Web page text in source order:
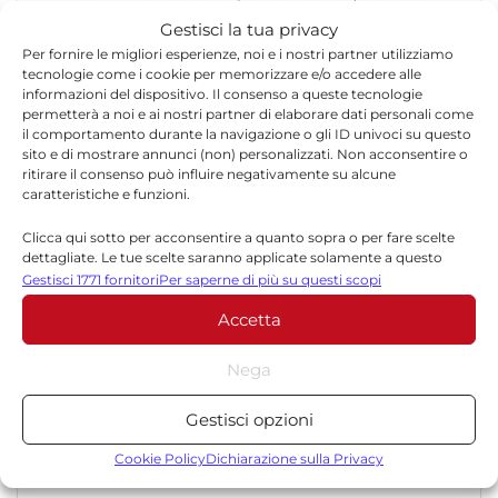
Gestisci la tua privacy
Per fornire le migliori esperienze, noi e i nostri partner utilizziamo
tecnologie come i cookie per memorizzare e/o accedere alle
informazioni del dispositivo. Il consenso a queste tecnologie
permetterà a noi e ai nostri partner di elaborare dati personali come
il comportamento durante la navigazione o gli ID univoci su questo
sito e di mostrare annunci (non) personalizzati. Non acconsentire o
ritirare il consenso può influire negativamente su alcune
caratteristiche e funzioni.
Clicca qui sotto per acconsentire a quanto sopra o per fare scelte
dettagliate. Le tue scelte saranno applicate solamente a questo
sito. È possibile modificare le impostazioni in qualsiasi momento,
compreso il ritiro del consenso, utilizzando i pulsanti della Cookie
Policy o cliccando sul pulsante di gestione del consenso nella parte
inferiore dello schermo.
Statistiche
Archiviare informazioni su dispositivo e/o accedervi, Misurare le
prestazioni degli annunci, Misurare le prestazioni dei contenuti,
Gestisci 1771 fornitoriPer saperne di più su questi scopi
Accetta
Nega
Gestisci opzioni
Cookie PolicyDichiarazione sulla Privacy
qualità, tempestività e affidabilità.
Lascia un commento
Il tuo indirizzo email non sarà pubblicato. I campi
obbligatori sono contrassegnati*